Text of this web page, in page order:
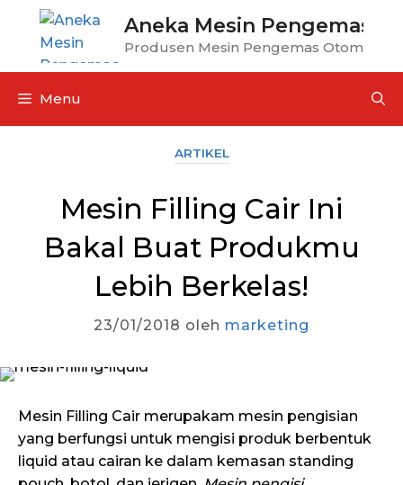
Aneka Mesin Pengemas
Produsen Mesin Pengemas Otomatis
Menu
ARTIKEL
Mesin Filling Cair Ini
Bakal Buat Produkmu
Lebih Berkelas!
23/01/2018 oleh marketing
Mesin Filling Cair merupakam mesin pengisian
yang berfungsi untuk mengisi produk berbentuk
liquid atau cairan ke dalam kemasan standing